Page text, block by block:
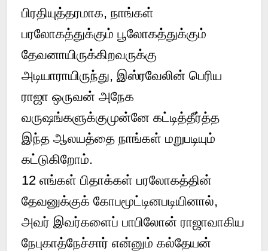
பிரதியுத்தரமாக, நாங்கள்
பரலோகத்துக்கும் பூலோகத்துக்கும்
தேவனாயிருக்கிறவருக்கு
அடியாராயிருந்து, இஸ்ரவேலின் பெரிய
ராஜா ஒருவன் அநேக
வருஷங்களுக்குமுன்னே கட்டித்தீர்த்த
இந்த ஆலயத்தை நாங்கள் மறுபடியும்
கட்டுகிறோம்.
12 எங்கள் பிதாக்கள் பரலோகத்தின்
தேவனுக்குக் கோபமூட்டினபடியினால்,
அவர் இவர்களைப் பாபிலோன் ராஜாவாகிய
நேபுகாத்நேச்சார் என்னும் கல்தேயன்